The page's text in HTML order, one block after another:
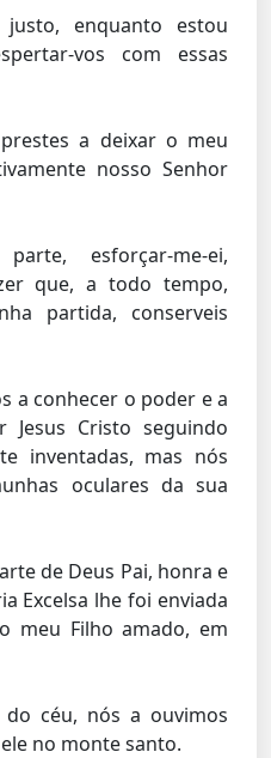
justo, enquanto estou
vos com essas
a deixar o meu
nosso Senhor
esforçar-me-ei,
que, a todo tempo,
partida, conserveis
a conhecer o poder e a
Jesus Cristo seguindo
inventadas, mas nós
oculares da sua
de Deus Pai, honra e
Excelsa lhe foi enviada
meu Filho amado, em
céu, nós a ouvimos
no monte santo.